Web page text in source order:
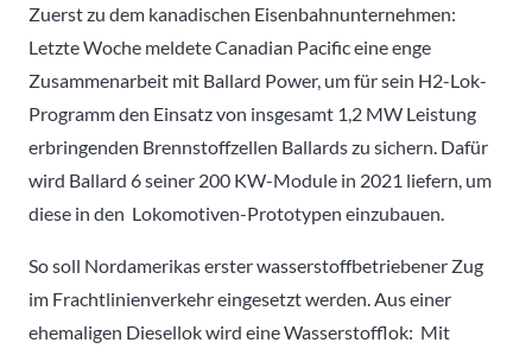
Zuerst zu dem kanadischen Eisenbahnunternehmen:
Letzte Woche meldete Canadian Pacific eine enge
Zusammenarbeit mit Ballard Power, um für sein H2-Lok-
Programm den Einsatz von insgesamt 1,2 MW Leistung
erbringenden Brennstoffzellen Ballards zu sichern. Dafür
wird Ballard 6 seiner 200 KW-Module in 2021 liefern, um
diese in den Lokomotiven-Prototypen einzubauen.
So soll Nordamerikas erster wasserstoffbetriebener Zug
im Frachtlinienverkehr eingesetzt werden. Aus einer
ehemaligen Diesellok wird eine Wasserstofflok: Mit